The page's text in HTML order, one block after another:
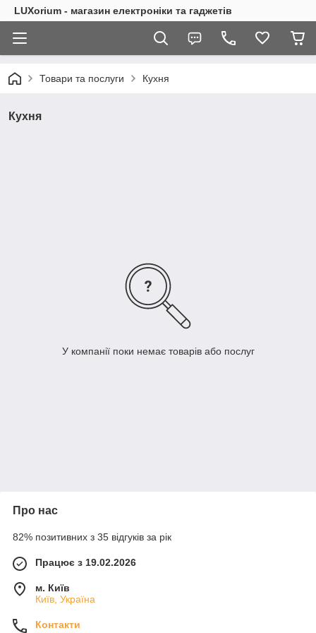
LUXorium - магазин електроніки та гаджетів
Товари та послуги Кухня
Кухня
У компанії поки немає товарів або послуг
Про нас
82% позитивних з 35 відгуків за рік
Працює з 19.02.2026
м. Київ
Київ, Україна
Контакти